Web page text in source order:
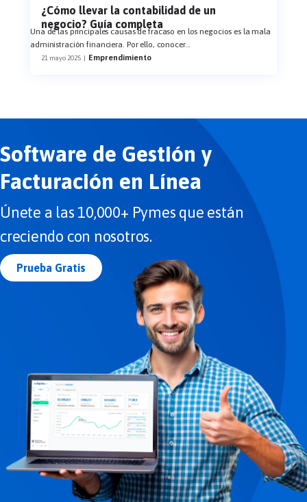
¿Cómo llevar la contabilidad de un
negocio? Guía completa
Una de las principales causas de fracaso en los negocios es la mala
administración financiera. Por ello, conocer...
21 mayo 2025 | Emprendimiento
Software de Gestión y
Facturación en Línea
Únete a las 10,000+ Pymes que están
creciendo con nosotros.
Prueba Gratis